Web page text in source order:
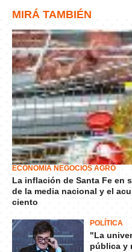
MIRÁ TAMBIÉN
ECONOMÍA NEGOCIOS AGRO
La inflación de Santa Fe en
de la media nacional y el
ciento
POLÍTICA
"La
pública y